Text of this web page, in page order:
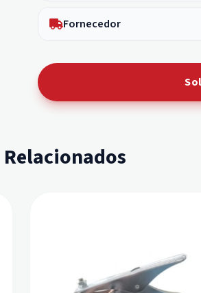
Fornecedor